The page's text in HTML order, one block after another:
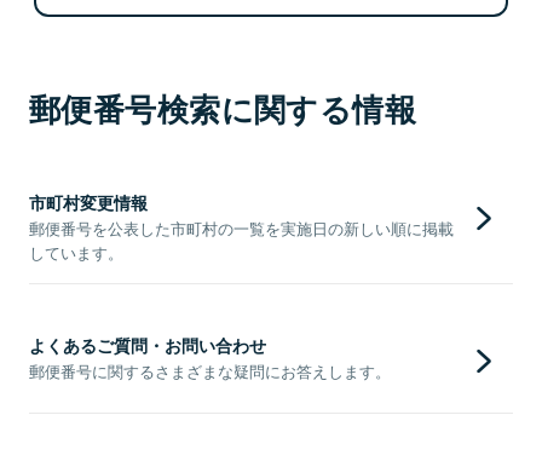
郵便番号検索に関する情報
市町村変更情報
郵便番号を公表した市町村の一覧を実施日の新しい順に掲載
しています。
よくあるご質問・お問い合わせ
郵便番号に関するさまざまな疑問にお答えします。